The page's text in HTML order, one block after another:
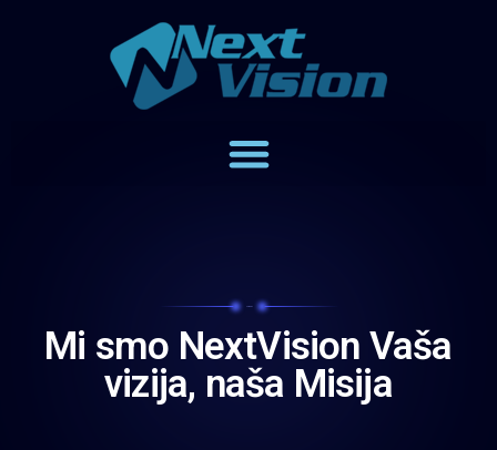
Mi smo NextVision Vaša
vizija, naša Misija